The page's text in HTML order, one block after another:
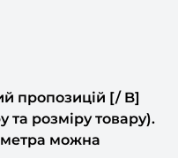
пропозицій [/ B]
розміру товару).